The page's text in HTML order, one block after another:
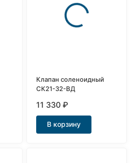
Клапан соленоидный
СК21-32-ВД
11 330₽
В корзину